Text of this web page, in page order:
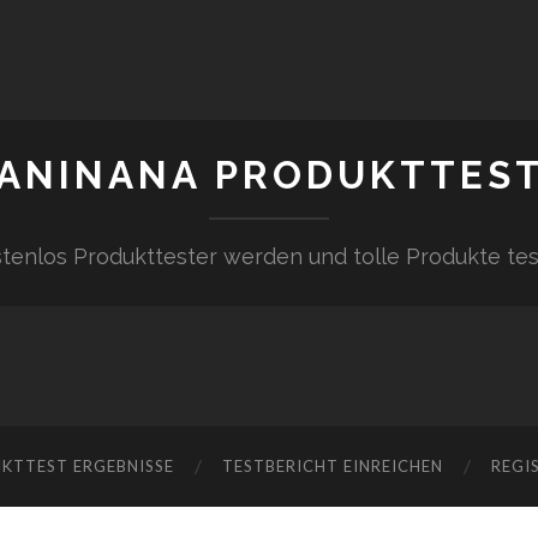
Produkttester werden und tolle Produkte
ERGEBNISSE TESTBERICHT EINREICHEN